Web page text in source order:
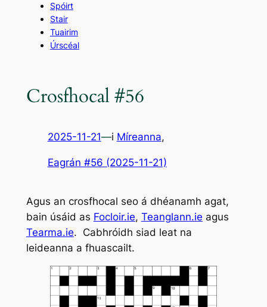
Spóirt
Stair
Tuairim
Úrscéal
Crosfhocal #56
2025-11-21—i Míreanna,
Eagrán #56 (2025-11-21)
Agus an crosfhocal seo á dhéanamh agat,
bain úsáid as Focloir.ie, Teanglann.ie agus
Tearma.ie. Cabhróidh siad leat na
leideanna a fhuascailt.